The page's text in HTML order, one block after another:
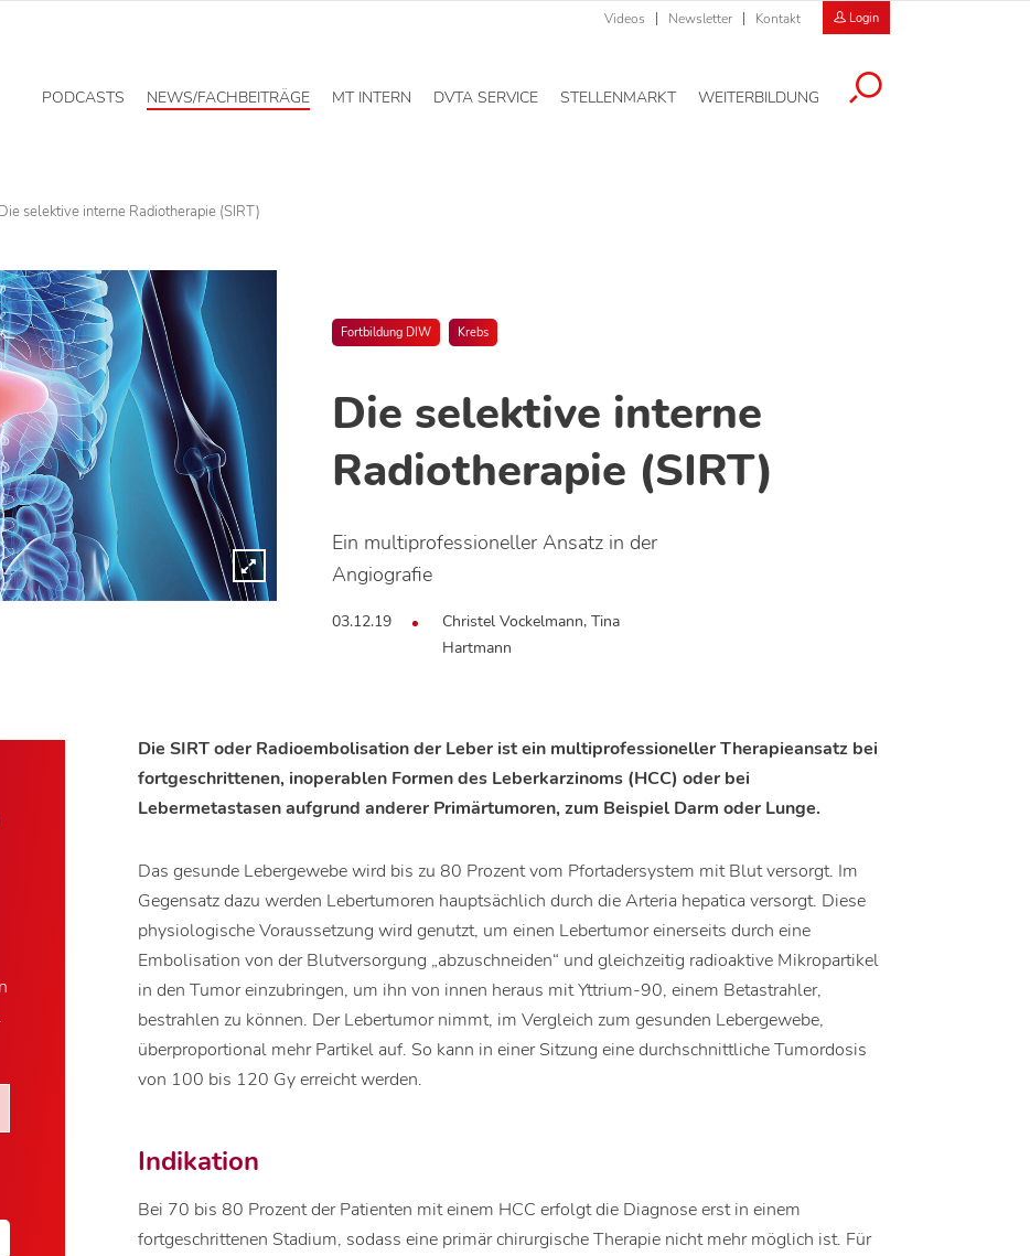
Videos Newsletter Kontakt Login
PODCASTS NEWS/FACHBEITRÄGE MT INTERN DVTA SERVICE STELLENMARKT WEITERBILDUNG
Die selektive interne Radiotherapie (SIRT)
Fortbildung DIW Krebs
Die selektive interne
Radiotherapie (SIRT)
Ein multiprofessioneller Ansatz in der
Angiografie
03.12.19
Christel Vockelmann, Tina
Hartmann
Die SIRT oder Radioembolisation der Leber ist ein multiprofessioneller Therapieansatz bei
fortgeschrittenen, inoperablen Formen des Leberkarzinoms (HCC) oder bei
Lebermetastasen aufgrund anderer Primärtumoren, zum Beispiel Darm oder Lunge.
Das gesunde Lebergewebe wird bis zu 80 Prozent vom Pfortadersystem mit Blut versorgt. Im
Gegensatz dazu werden Lebertumoren hauptsächlich durch die Arteria hepatica versorgt. Diese
physiologische Voraussetzung wird genutzt, um einen Lebertumor einerseits durch eine
Embolisation von der Blutversorgung „abzuschneiden“ und gleichzeitig radioaktive Mikropartikel
in den Tumor einzubringen, um ihn von innen heraus mit Yttrium-90, einem Betastrahler,
bestrahlen zu können. Der Lebertumor nimmt, im Vergleich zum gesunden Lebergewebe,
überproportional mehr Partikel auf. So kann in einer Sitzung eine durchschnittliche Tumordosis
von 100 bis 120 Gy erreicht werden.
Indikation
Bei 70 bis 80 Prozent der Patienten mit einem HCC erfolgt die Diagnose erst in einem
fortgeschrittenen Stadium, sodass eine primär chirurgische Therapie nicht mehr möglich ist. Für